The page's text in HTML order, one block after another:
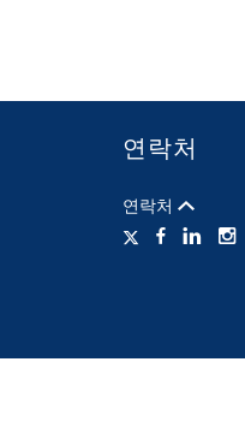
연락처
연락처